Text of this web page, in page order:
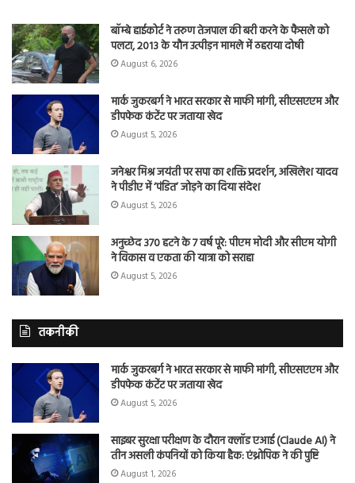
बॉम्बे हाईकोर्ट ने तरुण तेजपाल की बरी करने के फैसले को
पलटा, 2013 के यौन उत्पीड़न मामले में ठहराया दोषी
August 6, 2026
मार्क जुकरबर्ग ने भारत सरकार से माफी मांगी, सीएसएएम और
डीपफेक कंटेंट पर जताया खेद
August 5, 2026
जनेश्वर मिश्र जयंती पर सपा का शक्ति प्रदर्शन, अखिलेश यादव
ने पीडीए में ‘पंडित’ जोड़ने का दिया संदेश
August 5, 2026
अनुच्छेद 370 हटने के 7 वर्ष पूरे: पीएम मोदी और सीएम योगी
ने विकास व एकता की यात्रा को सराहा
August 5, 2026
तकनीकी
मार्क जुकरबर्ग ने भारत सरकार से माफी मांगी, सीएसएएम और
डीपफेक कंटेंट पर जताया खेद
August 5, 2026
साइबर सुरक्षा परीक्षण के दौरान क्लॉड एआई (Claude AI) ने
तीन असली कंपनियों को किया हैक: एंथ्रोपिक ने की पुष्टि
August 1, 2026